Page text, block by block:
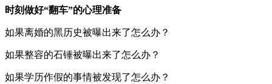
时刻做好“翻车”的心理准备
如果离婚的黑历史被曝出来了怎么办？
如果整容的石锤被曝出来了怎么办？
如果学历作假的事情被发现了怎么办？